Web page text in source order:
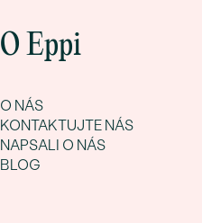
O Eppi
O NÁS
KONTAKTUJTE NÁS
NAPSALI O NÁS
BLOG